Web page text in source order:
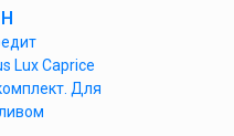
Lux Caprice
Для